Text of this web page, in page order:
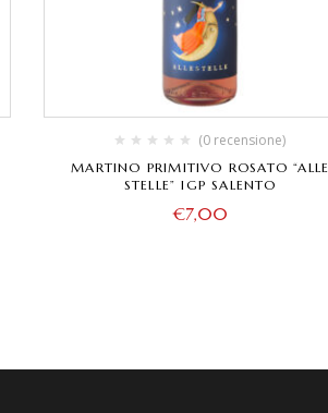
(0 recensione)
MARTINO PRIMITIVO ROSATO “ALLE
STELLE” IGP SALENTO
€7,00